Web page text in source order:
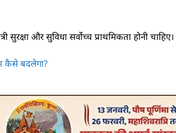
और सुविधा सर्वोच्च प्राथमिकता होनी चाहिए।
कैसे बदलेगा?